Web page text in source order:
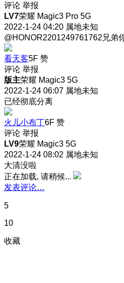
评论 举报
LV7荣耀 Magic3 Pro 5G
2022-1-24 04:20 属地未知
@HONOR2201249761762兄弟
看天客5F 赞
评论 举报
版主荣耀 Magic3 5G
2022-1-24 06:07 属地未知
已经彻底分离
火儿小布丁6F 赞
评论 举报
LV9荣耀 Magic3 5G
2022-1-24 08:02 属地未知
大清没啦
正在加载, 请稍候...
发表评论…
5
10
收藏